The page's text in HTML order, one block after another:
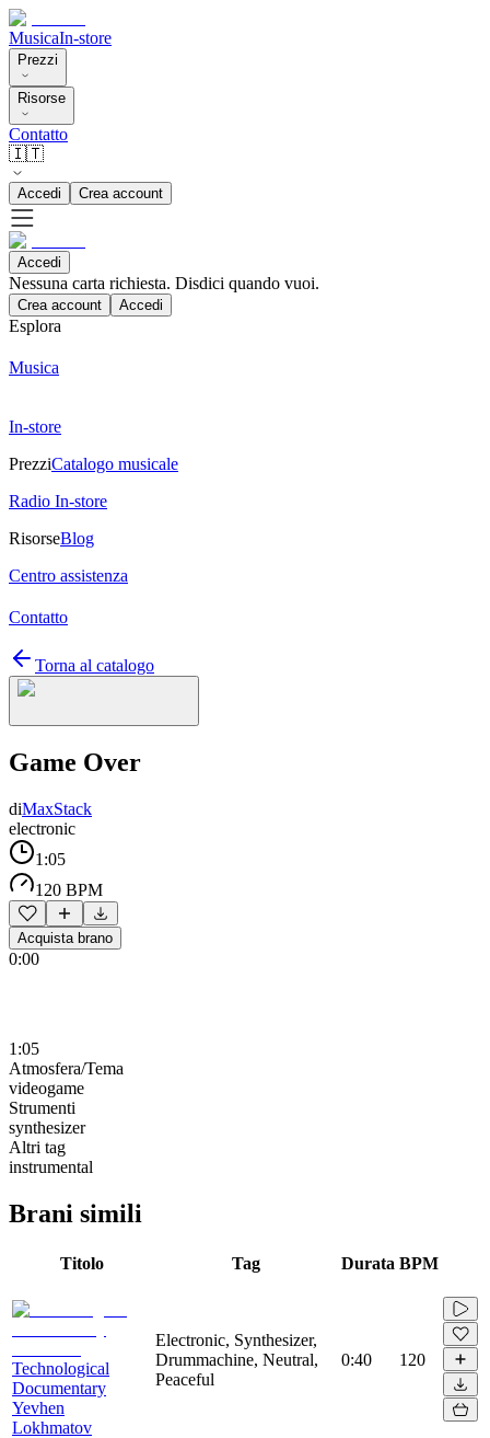
MusicaIn-store
Prezzi
Risorse
Contatto
🇮🇹
Accedi Crea account
Accedi
Nessuna carta richiesta. Disdici quando vuoi.
Crea account Accedi
Esplora
Musica
In-store
PrezziCatalogo musicale
Radio In-store
RisorseBlog
Centro assistenza
Contatto
Torna al catalogo
Game Over
diMaxStack
electronic
1:05
120 BPM
Acquista brano
0:00
1:05
Atmosfera/Tema
videogame
Strumenti
synthesizer
Altri tag
instrumental
Brani simili
Titolo Tag Durata BPM
Technological
Documentary
Yevhen
Lokhmatov
Electronic, Synthesizer,
Drummachine, Neutral,
Peaceful
0:40 120